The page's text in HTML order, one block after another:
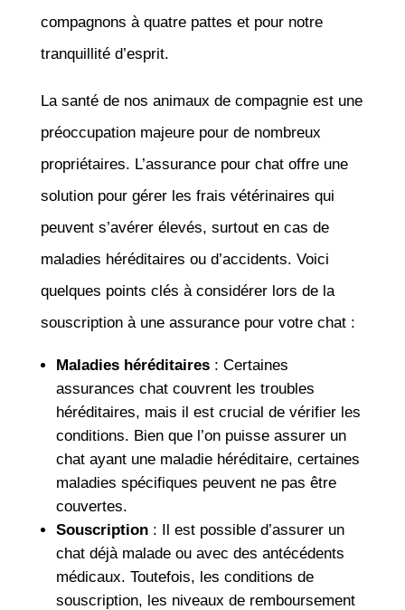
compagnons à quatre pattes et pour notre
tranquillité d’esprit.
La santé de nos animaux de compagnie est une
préoccupation majeure pour de nombreux
propriétaires. L’assurance pour chat offre une
solution pour gérer les frais vétérinaires qui
peuvent s’avérer élevés, surtout en cas de
maladies héréditaires ou d’accidents. Voici
quelques points clés à considérer lors de la
souscription à une assurance pour votre chat :
Maladies héréditaires: Certaines
assurances chat couvrent les troubles
héréditaires, mais il est crucial de vérifier les
conditions. Bien que l’on puisse assurer un
chat ayant une maladie héréditaire, certaines
maladies spécifiques peuvent ne pas être
couvertes.
Souscription: Il est possible d’assurer un
chat déjà malade ou avec des antécédents
médicaux. Toutefois, les conditions de
souscription, les niveaux de remboursement